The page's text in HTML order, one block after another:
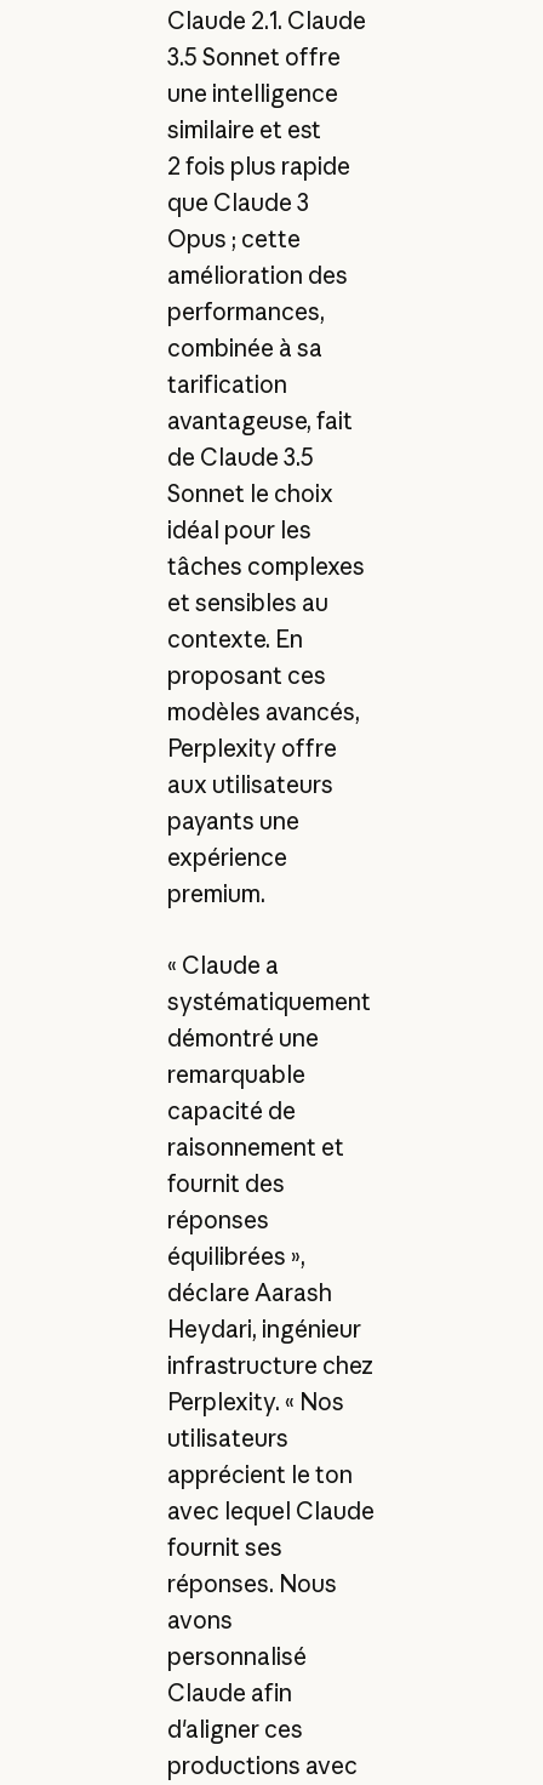
Claude 2.1. Claude
3.5 Sonnet offre
une intelligence
similaire et est
2 fois plus rapide
que Claude 3
Opus ; cette
amélioration des
performances,
combinée à sa
tarification
avantageuse, fait
de Claude 3.5
Sonnet le choix
idéal pour les
tâches complexes
et sensibles au
contexte. En
proposant ces
modèles avancés,
Perplexity offre
aux utilisateurs
payants une
expérience
premium.
« Claude a
systématiquement
démontré une
remarquable
capacité de
raisonnement et
fournit des
réponses
équilibrées »,
déclare Aarash
Heydari, ingénieur
infrastructure chez
Perplexity. « Nos
utilisateurs
apprécient le ton
avec lequel Claude
fournit ses
réponses. Nous
avons
personnalisé
Claude afin
d'aligner ces
productions avec